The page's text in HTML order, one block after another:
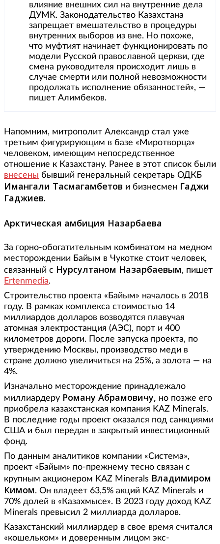
влияние внешних сил на внутренние дела
ДУМК. Законодательство Казахстана
запрещает вмешательство в процедуры
внутренних выборов из вне. Но похоже,
что муфтият начинает функционировать по
модели Русской православной церкви, где
смена руководителя происходит лишь в
случае смерти или полной невозможности
продолжать исполнение обязанностей», —
пишет Алимбеков.
Напомним, митрополит Александр стал уже
третьим фигурирующим в базе «Миротворца»
человеком, имеющим непосредственное
отношение к Казахстану. Ранее в этот список были
внесены бывший генеральный секретарь ОДКБ
Имангали Тасмагамбетов и бизнесмен Гаджи
Гаджиев.
Арктическая амбиция Назарбаева
За горно-обогатительным комбинатом на медном
месторождении Байым в Чукотке стоит человек,
связанный с Нурсултаном Назарбаевым, пишет
Ertenmedia.
Строительство проекта «Байым» началось в 2018
году. В рамках комплекса стоимостью 14
миллиардов долларов возводятся плавучая
атомная электростанция (АЭС), порт и 400
километров дороги. После запуска проекта, по
утверждению Москвы, производство меди в
стране должно увеличиться на 25%, а золота — на
4%.
Изначально месторождение принадлежало
миллиардеру Роману Абрамовичу, но позже его
приобрела казахстанская компания KAZ Minerals.
В последние годы проект оказался под санкциями
США и был передан в закрытый инвестиционный
фонд.
По данным аналитиков компании «Система»,
проект «Байым» по-прежнему тесно связан с
крупным акционером KAZ Minerals Владимиром
Кимом. Он владеет 63,5% акций KAZ Minerals и
70% долей в «Казахмысе». В 2023 году доход KAZ
Minerals превысил 2 миллиарда долларов.
Казахстанский миллиардер в свое время считался
«кошельком» и доверенным лицом экс-